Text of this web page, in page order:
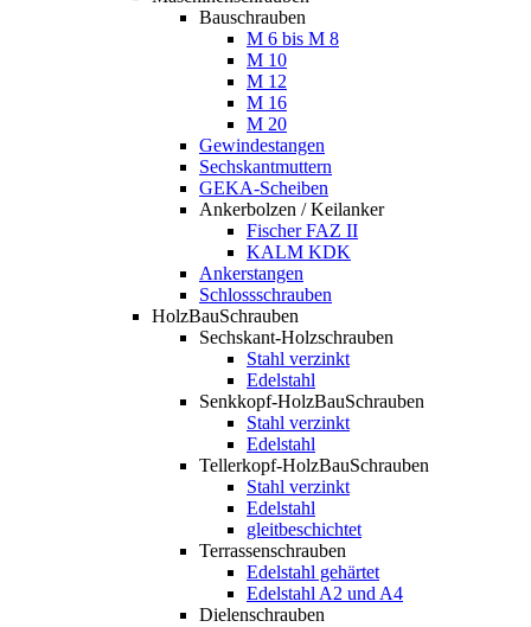
Bauschrauben
M 6 bis M 8
M 10
M 12
M 16
M 20
Gewindestangen
Sechskantmuttern
GEKA-Scheiben
Ankerbolzen / Keilanker
Fischer FAZ II
KALM KDK
Ankerstangen
Schlossschrauben
HolzBauSchrauben
Sechskant-Holzschrauben
Stahl verzinkt
Edelstahl
Senkkopf-HolzBauSchrauben
Stahl verzinkt
Edelstahl
Tellerkopf-HolzBauSchrauben
Stahl verzinkt
Edelstahl
gleitbeschichtet
Terrassenschrauben
Edelstahl gehärtet
Edelstahl A2 und A4
Dielenschrauben